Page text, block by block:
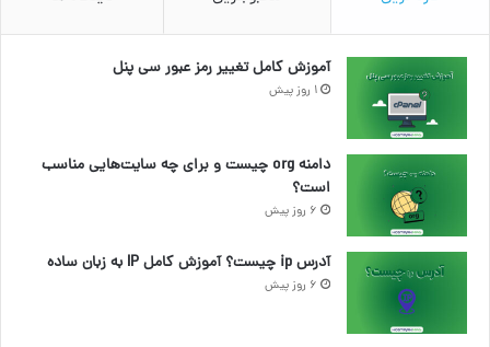
آموزش کامل تغییر رمز عبور سی پنل
1 روز پیش
دامنه org چیست و برای چه سایت‌هایی مناسب
است؟
6 روز پیش
آدرس ip چیست؟ آموزش کامل IP به زبان ساده
6 روز پیش